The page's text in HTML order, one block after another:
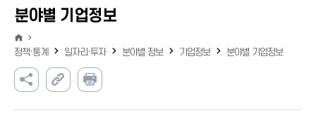
분야별 기업정보
정책·통계 일자리·투자 분야별 정보 기업정보 분야별 기업정보